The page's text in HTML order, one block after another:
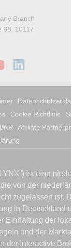
Branch
68, 10117
Cookie Richtlinie
Affiliate